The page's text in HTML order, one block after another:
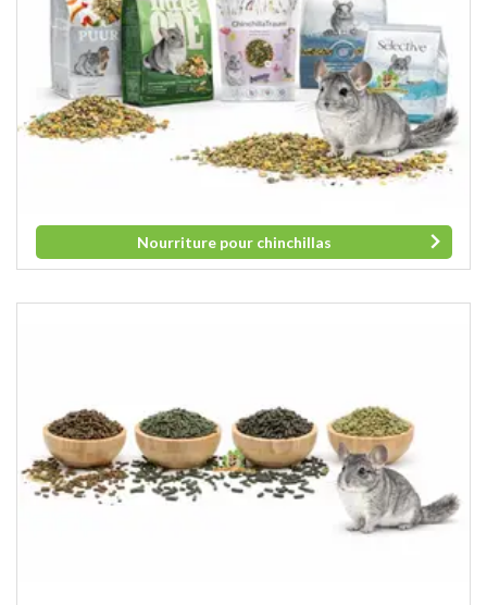
Nourriture pour chinchillas